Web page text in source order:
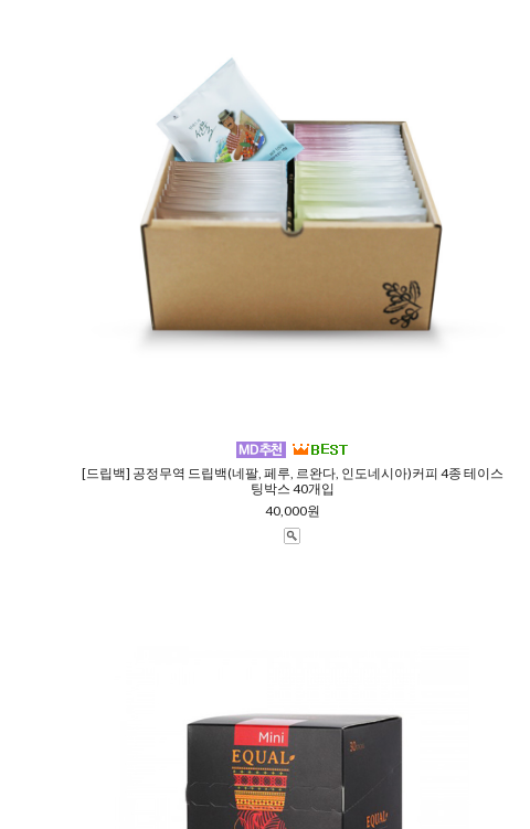
[드립백] 공정무역 드립백(네팔, 페루, 르완다, 인도네시아)커피 4종 테이스
팅박스 40개입
40,000원